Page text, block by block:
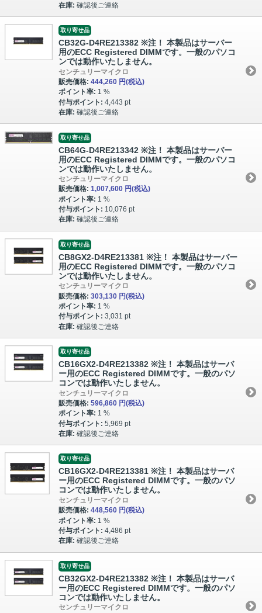
在庫: 確認後ご連絡
取り寄せ品
CB32G-D4RE213382 ※注！ 本製品はサーバー
用のECC Registered DIMMです。一般のパソコ
ンでは動作いたしません。
センチュリーマイクロ
販売価格: 444,260 円(税込)
ポイント率: 1 %
付与ポイント: 4,443 pt
在庫: 確認後ご連絡
取り寄せ品
CB64G-D4RE213342 ※注！ 本製品はサーバー
用のECC Registered DIMMです。一般のパソコ
ンでは動作いたしません。
センチュリーマイクロ
販売価格: 1,007,600 円(税込)
ポイント率: 1 %
付与ポイント: 10,076 pt
在庫: 確認後ご連絡
取り寄せ品
CB8GX2-D4RE213381 ※注！ 本製品はサーバー
用のECC Registered DIMMです。一般のパソコ
ンでは動作いたしません。
センチュリーマイクロ
販売価格: 303,130 円(税込)
ポイント率: 1 %
付与ポイント: 3,031 pt
在庫: 確認後ご連絡
取り寄せ品
CB16GX2-D4RE213382 ※注！ 本製品はサーバ
ー用のECC Registered DIMMです。一般のパソ
コンでは動作いたしません。
センチュリーマイクロ
販売価格: 596,860 円(税込)
ポイント率: 1 %
付与ポイント: 5,969 pt
在庫: 確認後ご連絡
取り寄せ品
CB16GX2-D4RE213381 ※注！ 本製品はサーバ
ー用のECC Registered DIMMです。一般のパソ
コンでは動作いたしません。
センチュリーマイクロ
販売価格: 448,560 円(税込)
ポイント率: 1 %
付与ポイント: 4,486 pt
在庫: 確認後ご連絡
取り寄せ品
CB32GX2-D4RE213382 ※注！ 本製品はサーバ
ー用のECC Registered DIMMです。一般のパソ
コンでは動作いたしません。
センチュリーマイクロ